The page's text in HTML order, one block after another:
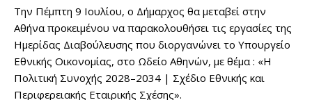
Την Πέμπτη 9 Ιουλίου, ο Δήμαρχος θα μεταβεί στην
Αθήνα προκειμένου να παρακολουθήσει τις εργασίες της
Ημερίδας Διαβούλευσης που διοργανώνει το Υπουργείο
Εθνικής Οικονομίας, στο Ωδείο Αθηνών, με θέμα : «Η
Πολιτική Συνοχής 2028–2034 | Σχέδιο Εθνικής και
Περιφερειακής Εταιρικής Σχέσης».